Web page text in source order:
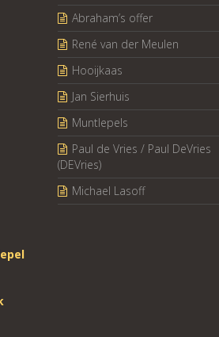
Abraham’s offer
René van der Meulen
Hooijkaas
Jan Sierhuis
Muntlepels
Paul de Vries / Paul DeVries
(DEVries)
Michael Lasoff